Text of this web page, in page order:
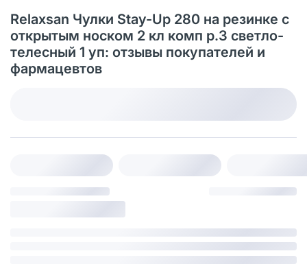
Relaxsan Чулки Stay-Up 280 на резинке с
открытым носком 2 кл комп р.3 светло-
телесный 1 уп: отзывы покупателей и
фармацевтов